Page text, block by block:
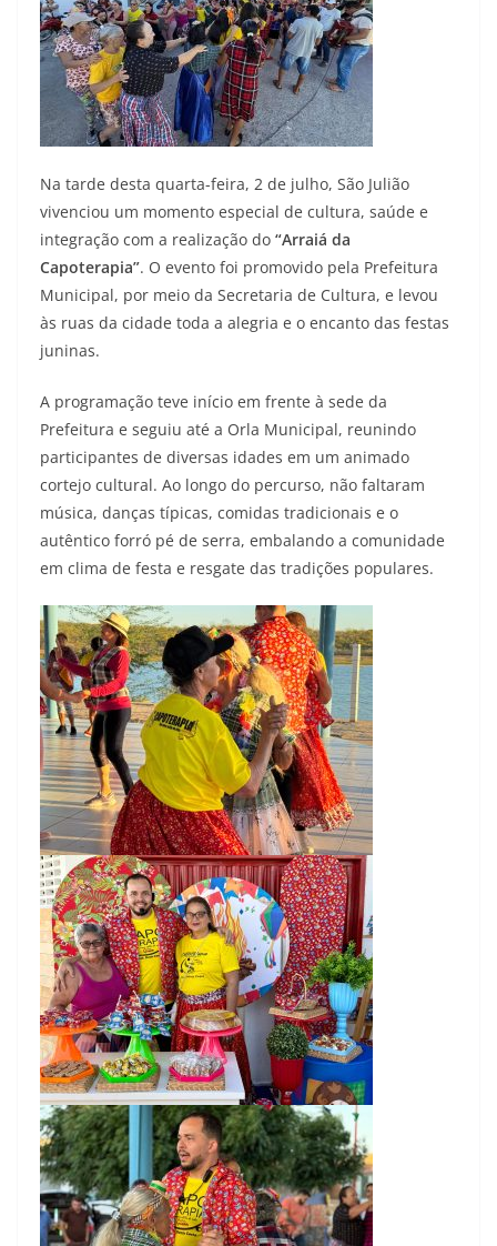
Na tarde desta quarta-feira, 2 de julho, São Julião
vivenciou um momento especial de cultura, saúde e
integração com a realização do “Arraiá da
Capoterapia”. O evento foi promovido pela Prefeitura
Municipal, por meio da Secretaria de Cultura, e levou
às ruas da cidade toda a alegria e o encanto das festas
juninas.
A programação teve início em frente à sede da
Prefeitura e seguiu até a Orla Municipal, reunindo
participantes de diversas idades em um animado
cortejo cultural. Ao longo do percurso, não faltaram
música, danças típicas, comidas tradicionais e o
autêntico forró pé de serra, embalando a comunidade
em clima de festa e resgate das tradições populares.